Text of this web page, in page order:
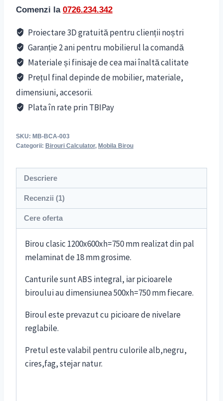
fost:
380 lei.
300 lei.
Comenzi la 0726.234.342
Proiectare 3D gratuită pentru clienții noștri
Garanție 2 ani pentru mobilierul la comandă
Materiale și finisaje de cea mai înaltă calitate
Prețul final depinde de mobilier, materiale,
dimensiuni, accesorii.
Plata în rate prin TBIPay
SKU: MB-BCA-003
Categorii: Birouri Calculator, Mobila Birou
Descriere
Recenzii (1)
Cere oferta
Birou clasic 1200x600xh=750 mm realizat din pal
melaminat de 18 mm grosime.
Canturile sunt ABS integral, iar picioarele
biroului au dimensiunea 500xh=750 mm fiecare.
Biroul este prevazut cu picioare de nivelare
reglabile.
Pretul este valabil pentru culorile alb,negru,
cires,fag, stejar natur.